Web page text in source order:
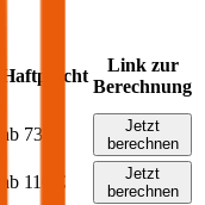
Haftpflicht
Link zur
Berechnung
ab 73 €
Jetzt
berechnen
ab 110 €
Jetzt
berechnen